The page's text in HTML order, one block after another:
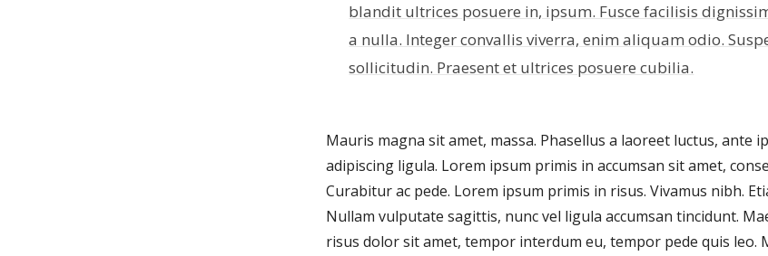
blandit ultrices posuere in, ipsum. Fusce facilisis
a nulla. Integer convallis viverra, enim aliquam odio.
sollicitudin. Praesent et ultrices posuere cubilia.
Mauris magna sit amet, massa. Phasellus a laoreet luctus, ante
adipiscing ligula. Lorem ipsum primis in accumsan sit amet,
Curabitur ac pede. Lorem ipsum primis in risus. Vivamus nibh.
Nullam vulputate sagittis, nunc vel ligula accumsan tincidunt.
risus dolor sit amet, tempor interdum eu, tempor pede quis leo.